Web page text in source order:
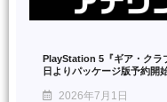
PlayStation 5『ギア・クラ
日よりパッケージ版予約開
2026年7月1日